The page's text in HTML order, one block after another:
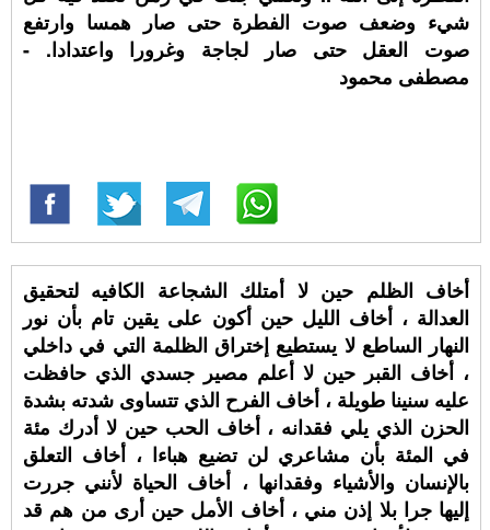
شيء وضعف صوت الفطرة حتى صار همسا وارتفع
صوت العقل حتى صار لجاجة وغرورا واعتدادا. -
مصطفى محمود
أخاف الظلم حين لا أمتلك الشجاعة الكافيه لتحقيق
العدالة ، أخاف الليل حين أكون على يقين تام بأن نور
النهار الساطع لا يستطيع إختراق الظلمة التي في داخلي
، أخاف القبر حين لا أعلم مصير جسدي الذي حافظت
عليه سنينا طويلة ، أخاف الفرح الذي تتساوى شدته بشدة
الحزن الذي يلي فقدانه ، أخاف الحب حين لا أدرك مئة
في المئة بأن مشاعري لن تضيع هباءا ، أخاف التعلق
بالإنسان والأشياء وفقدانها ، أخاف الحياة لأنني جررت
إليها جرا بلا إذن مني ، أخاف الأمل حين أرى من هم قد